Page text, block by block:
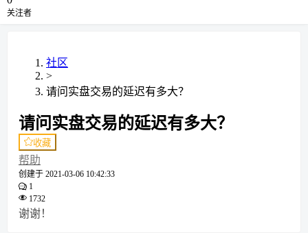
关注者
社区
>
请问实盘交易的延迟有多大？
请问实盘交易的延迟有多大？
收藏
帮助
创建于 2021-03-06 10:42:33
1
1732
谢谢！